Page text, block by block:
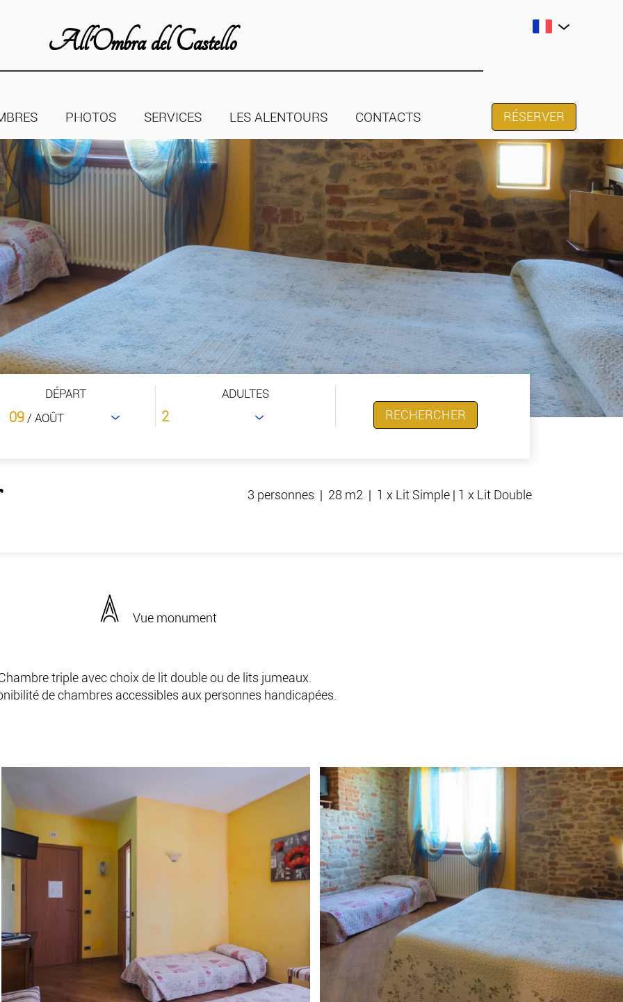
All'Ombra del Castello
PHOTOS SERVICES LES ALENTOURS CONTACTS RÉSERVER
DÉPART
09 / AOÛT
ADULTES
RECHERCHER
3 personnes | 28 m2 | 1 x Lit Simple| 1 x Lit Double
Vue monument
triple avec choix de lit double ou de lits jumeaux.
de chambres accessibles aux personnes handicapées.